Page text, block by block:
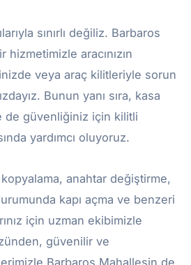
sınırlı değiliz. Barbaros
aracınızın
veya araç kilitleriyle sorun
Bunun yanı sıra, kasa
de güvenliğiniz için kilitli
yardımcı oluyoruz.
kopyalama, anahtar değiştirme,
kapı açma ve benzeri
için uzman ekibimizle
güvenilir ve